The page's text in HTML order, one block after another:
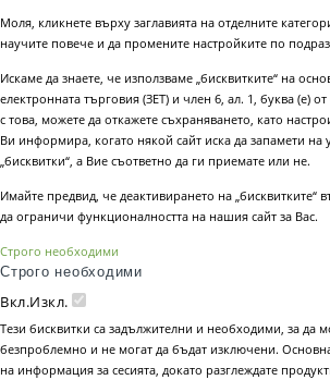
Моля, кликнете върху заглавията на отделните
научите повече и да промените настройките по
Искаме да знаете, че използваме „бисквитките“ на
електронната търговия (ЗЕТ) и член 6, ал. 1, буква (е)
с това, можете да откажете съхраняването, като
Ви информира, когато някой сайт иска да запамети на
„бисквитки“, а Вие съответно да ги приемате или не.
Имайте предвид, че деактивирането на
да ограничи функционалността на нашия сайт за Вас.
Строго необходими
Строго необходими
Вкл.Изкл.
Тези бисквитки са задължителни и необходими, за да
безпроблемно и не могат да бъдат изключени.
на информация за сесията, докато разглеждате